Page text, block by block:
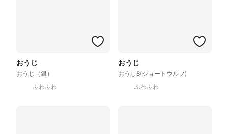
おうじ
おうじ（銀）
ふわふわ
おうじ
おうじ8(ショートウルフ)
ふわふわ